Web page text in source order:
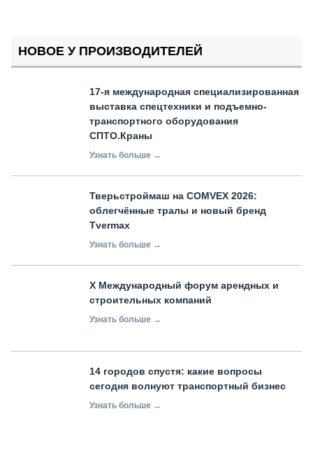
НОВОЕ У ПРОИЗВОДИТЕЛЕЙ
17-я международная специализированная
выставка спецтехники и подъемно-
транспортного оборудования
СПТО.Краны
Узнать больше →
Тверьстроймаш на COMVEX 2026:
облегчённые тралы и новый бренд
Tvermax
Узнать больше →
X Международный форум арендных и
строительных компаний
Узнать больше →
14 городов спустя: какие вопросы
сегодня волнуют транспортный бизнес
Узнать больше →